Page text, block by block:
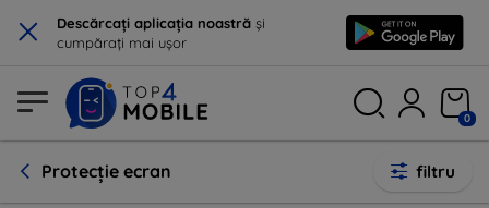
× Descărcați aplicația noastră și
cumpărați mai ușor
0
Protecție ecran filtru